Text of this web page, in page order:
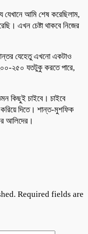
যেখানে আমি শেষ করেছিলাম,
এখন চেষ্টা থাকবে নিজের
যেহেতু এখনো একটাও
২৫০ যতটুকু করতে পারে,
কিছুই চাইবে। চাইবে
করিয়ে দিতে। শান্ত-মুশফিক
আলিদের।
Required fields are